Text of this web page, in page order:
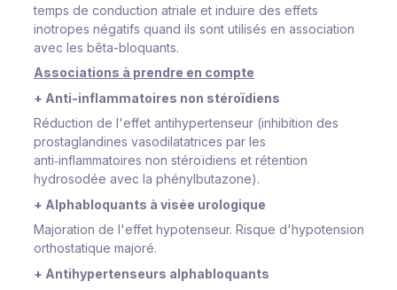
temps de conduction atriale et induire des effets
inotropes négatifs quand ils sont utilisés en association
avec les bêta-bloquants.
Associations à prendre en compte
+ Anti-inflammatoires non stéroïdiens
Réduction de l'effet antihypertenseur (inhibition des
prostaglandines vasodilatatrices par les
anti‑inflammatoires non stéroïdiens et rétention
hydrosodée avec la phénylbutazone).
+ Alphabloquants à visée urologique
Majoration de l'effet hypotenseur. Risque d'hypotension
orthostatique majoré.
+ Antihypertenseurs alphabloquants